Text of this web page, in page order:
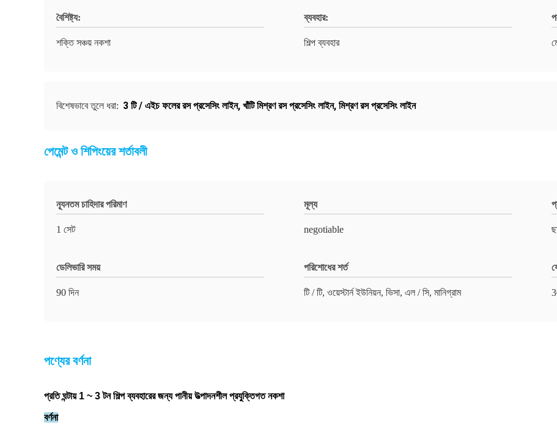
বৈশিষ্ট্য:
শক্তি সঞ্চয় নকশা
ব্যবহার:
শিল্প ব্যবহার
বিশেষভাবে তুলে ধরা: 3 টি / এইচ ফলের রস প্রসেসিং লাইন, খাঁটি মিশ্রণ রস প্রসেসিং লাইন, মিশ্রণ রস প্রসেসিং লাইন
পেমেন্ট ও শিপিংয়ের শর্তাবলী
ন্যূনতম চাহিদার পরিমাণ
1 সেট
মূল্য
negotiable
ডেলিভারি সময়
90 দিন
পরিশোধের শর্ত
টি / টি, ওয়েস্টার্ন ইউনিয়ন, ভিসা, এল / সি, মানিগ্রাম
পণ্যের বর্ণনা
প্রতি ঘন্টায় 1 ~ 3 টন শিল্প ব্যবহারের জন্য পানীয় উত্পাদনশীল প্রযুক্তিগত নকশা
বর্ণনা